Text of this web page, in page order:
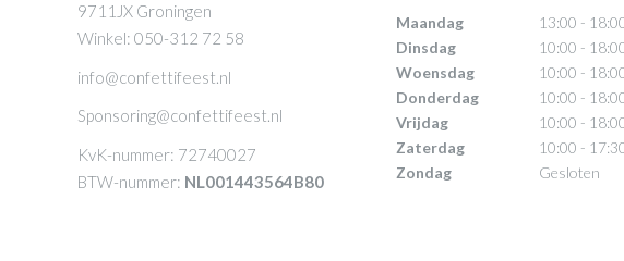
9711JX Groningen
Winkel: 050-312 72 58
info@confettifeest.nl
Sponsoring@confettifeest.nl
KvK-nummer: 72740027
BTW-nummer: NL001443564B80
Maandag
13:00 -
Dinsdag
10:00 -
Woensdag
10:00 -
Donderdag
10:00 -
Vrijdag
10:00 -
Zaterdag
10:00 -
Zondag
Gesloten